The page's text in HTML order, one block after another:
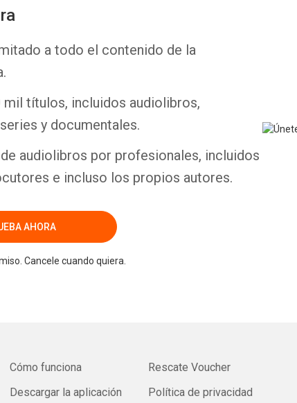
a todo el contenido de la
mil títulos, incluidos audiolibros,
y documentales.
audiolibros por profesionales, incluidos
e incluso los propios autores.
AHORA
Cancele cuando quiera.
Cómo funciona
Descargar la aplicación
Rescate Voucher
Política de privacidad